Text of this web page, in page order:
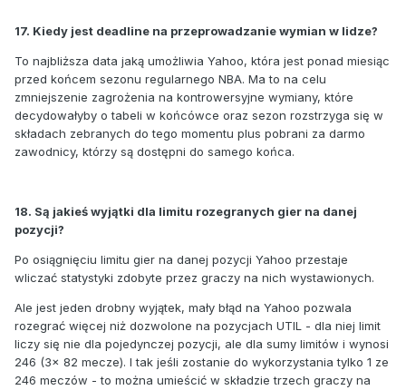
17. Kiedy jest deadline na przeprowadzanie wymian w lidze?
To najbliższa data jaką umożliwia Yahoo, która jest ponad miesiąc
przed końcem sezonu regularnego NBA. Ma to na celu
zmniejszenie zagrożenia na kontrowersyjne wymiany, które
decydowałyby o tabeli w końcówce oraz sezon rozstrzyga się w
składach zebranych do tego momentu plus pobrani za darmo
zawodnicy, którzy są dostępni do samego końca.
18. Są jakieś wyjątki dla limitu rozegranych gier na danej
pozycji?
Po osiągnięciu limitu gier na danej pozycji Yahoo przestaje
wliczać statystyki zdobyte przez graczy na nich wystawionych.
Ale jest jeden drobny wyjątek, mały błąd na Yahoo pozwala
rozegrać więcej niż dozwolone na pozycjach UTIL - dla niej limit
liczy się nie dla pojedynczej pozycji, ale dla sumy limitów i wynosi
246 (3x 82 mecze). I tak jeśli zostanie do wykorzystania tylko 1 ze
246 meczów - to można umieścić w składzie trzech graczy na